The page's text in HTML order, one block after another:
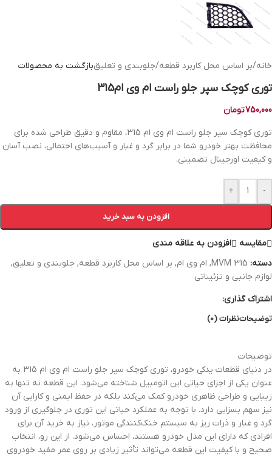
خانه/بر اساس محل کاربرد قطعه/جلوبندی و تعلیقبازگشت به محصولات
توری کوچک سپر جلو راست ام وی ام315
750,000تومان
توری کوچک سپر جلو راست ام وی ام 315، مقاوم و دقیق طراحی شده برای
محافظت بهتر خودرو شما در برابر گرد و غبار و آسیب‌های احتمالی، نصب آسان
و کیفیت اورجینال تضمینی.
-
+
افزودن به سبد خرید
مقایسه
افزودن به علاقه مندی
دسته: MVM 315
, ام وی ام, بر اساس محل کاربرد قطعه, جلوبندی و تعلیق,
لوازم جانبی و تزئیناتی
اشتراک گذاری:
توضیحاتنظرات (0)
توضیحات
در دنیای قطعات یدکی خودرو، توری کوچک سپر جلو راست ام وی ام 315 به
عنوان یکی از اجزای حیاتی این اتومبیل شناخته می‌شود. این قطعه نه تنها به
زیبایی و طراحی ظاهری خودرو کمک می‌کند بلکه در حفظ ایمنی و کارایی آن
نیز سهم بسزایی دارد. با توجه به عملکرد حیاتی این توری در جلوگیری از ورود
گرد و غبار و ذرات ریز به سیستم خنک‌کنندگی موتور، نیاز به خرید آن برای
افرادی که دارای این مدل خودرو هستند، احساس می‌شود. از این رو، انتخاب
صحیح و با کیفیت این قطعه می‌تواند تأثیر زیادی بر روی عمر مفید خودروی